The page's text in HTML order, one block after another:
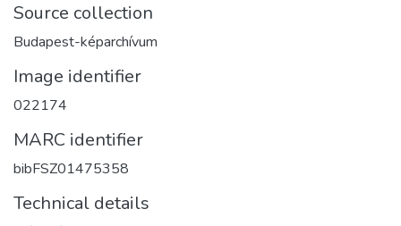
Source collection
Budapest-képarchívum
Image identifier
022174
MARC identifier
bibFSZ01475358
Technical details